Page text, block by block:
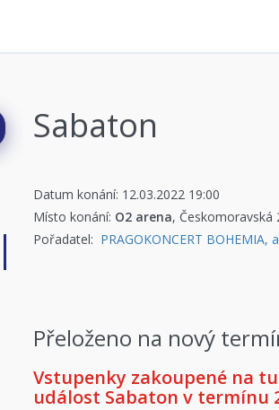
Sabaton
Datum konání: 12.03.2022 19:00
Místo konání: O2 arena, Českomoravská
Pořadatel: PRAGOKONCERT BOHEMIA,
Přeloženo na nový
Vstupenky zakoupené na
událost Sabaton v termínu